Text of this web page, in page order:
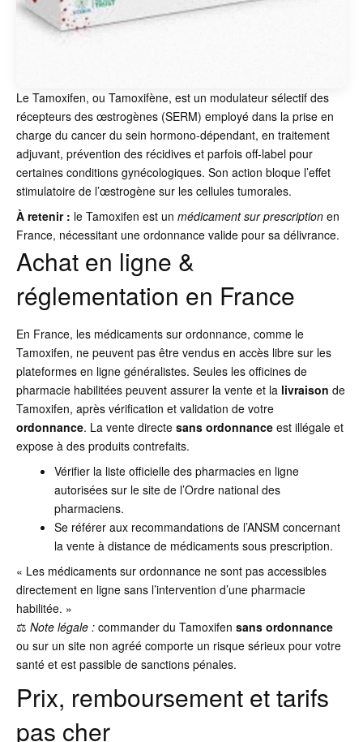
Le Tamoxifen, ou Tamoxifène, est un modulateur sélectif des
récepteurs des œstrogènes (SERM) employé dans la prise en
charge du cancer du sein hormono-dépendant, en traitement
adjuvant, prévention des récidives et parfois off-label pour
certaines conditions gynécologiques. Son action bloque l’effet
stimulatoire de l’œstrogène sur les cellules tumorales.
À retenir : le Tamoxifen est un médicament sur prescription en
France, nécessitant une ordonnance valide pour sa délivrance.
Achat en ligne &
réglementation en France
En France, les médicaments sur ordonnance, comme le
Tamoxifen, ne peuvent pas être vendus en accès libre sur les
plateformes en ligne généralistes. Seules les officines de
pharmacie habilitées peuvent assurer la vente et la livraison de
Tamoxifen, après vérification et validation de votre
ordonnance. La vente directe sans ordonnance est illégale et
expose à des produits contrefaits.
Vérifier la liste officielle des pharmacies en ligne
autorisées sur le site de l’Ordre national des
pharmaciens.
Se référer aux recommandations de l’ANSM concernant
la vente à distance de médicaments sous prescription.
« Les médicaments sur ordonnance ne sont pas accessibles
directement en ligne sans l’intervention d’une pharmacie
habilitée. »
⚖️ Note légale : commander du Tamoxifen sans ordonnance
ou sur un site non agréé comporte un risque sérieux pour votre
santé et est passible de sanctions pénales.
Prix, remboursement et tarifs
pas cher